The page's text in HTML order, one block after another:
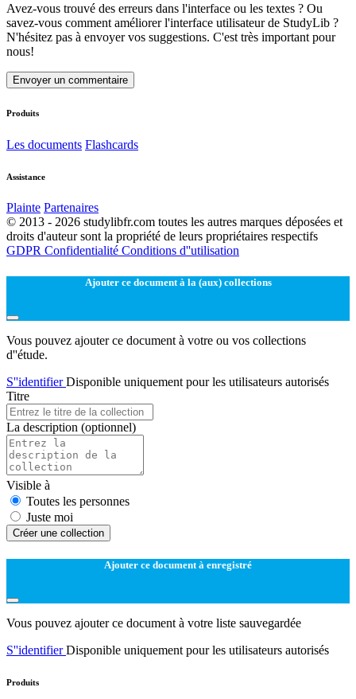
Avez-vous trouvé des erreurs dans l'interface ou les textes ? Ou
savez-vous comment améliorer l'interface utilisateur de StudyLib ?
N'hésitez pas à envoyer vos suggestions. C'est très important pour
nous!
Envoyer un commentaire
Produits
Les documents Flashcards
Assistance
Plainte Partenaires
© 2013 - 2026 studylibfr.com toutes les autres marques déposées et
droits d'auteur sont la propriété de leurs propriétaires respectifs
GDPR Confidentialité Conditions d''utilisation
Ajouter ce document à la (aux) collections
Vous pouvez ajouter ce document à votre ou vos collections
d''étude.
S''identifierDisponible uniquement pour les utilisateurs autorisés
Titre
La description (optionnel)
Visible à
Toutes les personnes
Juste moi
Créer une collection
Ajouter ce document à enregistré
Vous pouvez ajouter ce document à votre liste sauvegardée
S''identifierDisponible uniquement pour les utilisateurs autorisés
Produits